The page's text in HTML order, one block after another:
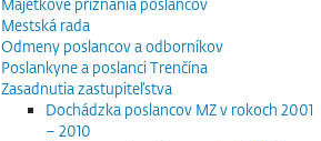
Majetkové priznania poslancov
Mestská rada
Odmeny poslancov a odborníkov
Poslankyne a poslanci Trenčína
Zasadnutia zastupiteľstva
Dochádzka poslancov MZ v rokoch 2001
– 2010